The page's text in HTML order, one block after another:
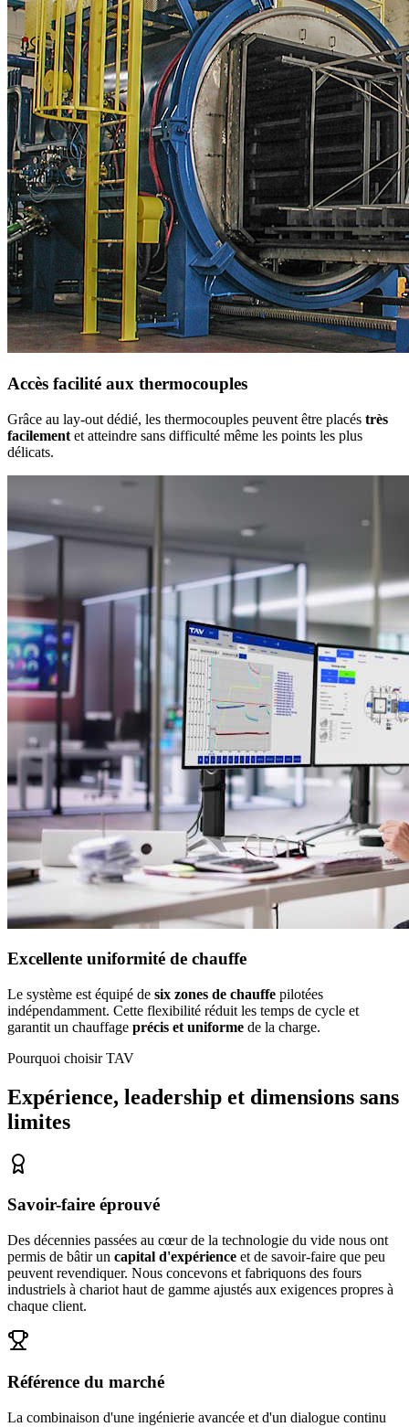
Accès facilité aux thermocouples
Grâce au lay-out dédié, les thermocouples peuvent être placés très
facilement et atteindre sans difficulté même les points les plus
délicats.
Excellente uniformité de chauffe
Le système est équipé de six zones de chauffe pilotées
indépendamment. Cette flexibilité réduit les temps de cycle et
garantit un chauffage précis et uniforme de la charge.
Pourquoi choisir TAV
Expérience, leadership et dimensions sans
limites
Savoir-faire éprouvé
Des décennies passées au cœur de la technologie du vide nous ont
permis de bâtir un capital d'expérience et de savoir-faire que peu
peuvent revendiquer. Nous concevons et fabriquons des fours
industriels à chariot haut de gamme ajustés aux exigences propres à
chaque client.
Référence du marché
La combinaison d'une ingénierie avancée et d'un dialogue continu